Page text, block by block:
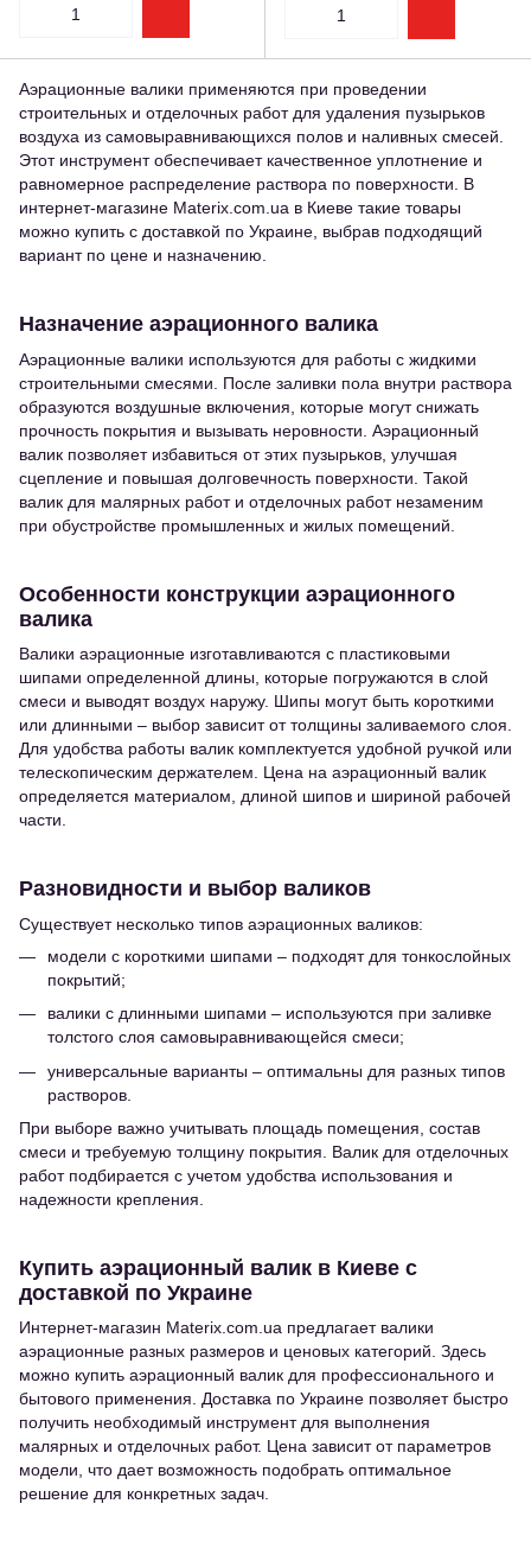
Аэрационные валики применяются при проведении
строительных и отделочных работ для удаления пузырьков
воздуха из самовыравнивающихся полов и наливных смесей.
Этот инструмент обеспечивает качественное уплотнение и
равномерное распределение раствора по поверхности. В
интернет-магазине Materix.com.ua в Киеве такие товары
можно купить с доставкой по Украине, выбрав подходящий
вариант по цене и назначению.
Назначение аэрационного валика
Аэрационные валики используются для работы с жидкими
строительными смесями. После заливки пола внутри раствора
образуются воздушные включения, которые могут снижать
прочность покрытия и вызывать неровности. Аэрационный
валик позволяет избавиться от этих пузырьков, улучшая
сцепление и повышая долговечность поверхности. Такой
валик для малярных работ и отделочных работ незаменим
при обустройстве промышленных и жилых помещений.
Особенности конструкции аэрационного
валика
Валики аэрационные изготавливаются с пластиковыми
шипами определенной длины, которые погружаются в слой
смеси и выводят воздух наружу. Шипы могут быть короткими
или длинными – выбор зависит от толщины заливаемого слоя.
Для удобства работы валик комплектуется удобной ручкой или
телескопическим держателем. Цена на аэрационный валик
определяется материалом, длиной шипов и шириной рабочей
части.
Разновидности и выбор валиков
Существует несколько типов аэрационных валиков:
модели с короткими шипами – подходят для тонкослойных
покрытий;
валики с длинными шипами – используются при заливке
толстого слоя самовыравнивающейся смеси;
универсальные варианты – оптимальны для разных типов
растворов.
При выборе важно учитывать площадь помещения, состав
смеси и требуемую толщину покрытия. Валик для отделочных
работ подбирается с учетом удобства использования и
надежности крепления.
Купить аэрационный валик в Киеве с
доставкой по Украине
Интернет-магазин Materix.com.ua предлагает валики
аэрационные разных размеров и ценовых категорий. Здесь
можно купить аэрационный валик для профессионального и
бытового применения. Доставка по Украине позволяет быстро
получить необходимый инструмент для выполнения
малярных и отделочных работ. Цена зависит от параметров
модели, что дает возможность подобрать оптимальное
решение для конкретных задач.